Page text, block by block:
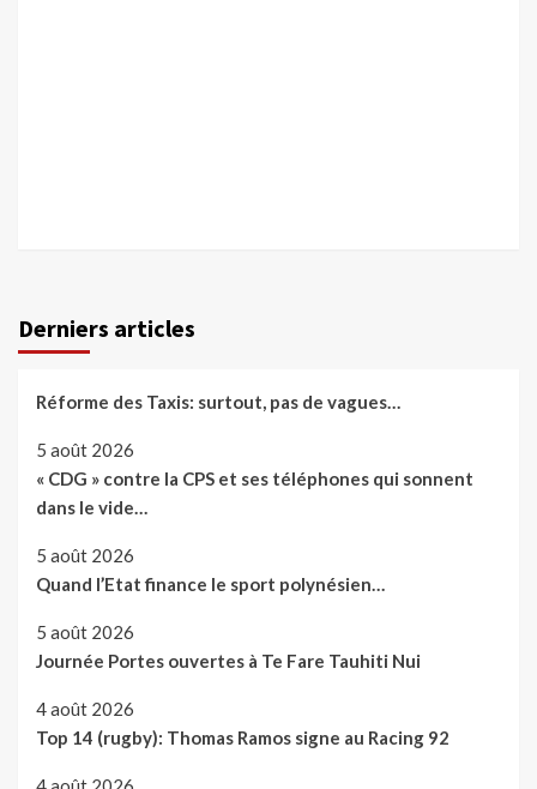
Derniers articles
Réforme des Taxis: surtout, pas de vagues…
5 août 2026
« CDG » contre la CPS et ses téléphones qui sonnent
dans le vide…
5 août 2026
Quand l’Etat finance le sport polynésien…
5 août 2026
Journée Portes ouvertes à Te Fare Tauhiti Nui
4 août 2026
Top 14 (rugby): Thomas Ramos signe au Racing 92